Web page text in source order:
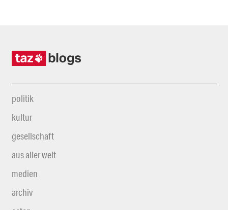
politik
kultur
gesellschaft
aus aller welt
medien
archiv